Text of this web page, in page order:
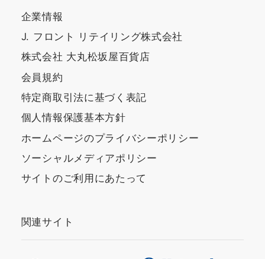
企業情報
J. フロント リテイリング株式会社
株式会社 大丸松坂屋百貨店
会員規約
特定商取引法に基づく表記
個人情報保護基本方針
ホームページのプライバシーポリシー
ソーシャルメディアポリシー
サイトのご利用にあたって
関連サイト